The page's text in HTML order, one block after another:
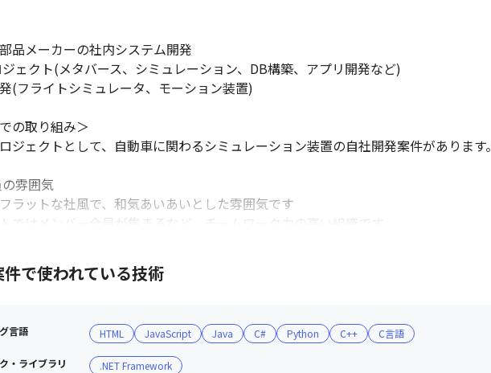
品メーカーの社内システム開発
ジェクト(メタバース、シミュレーション、DB構築、アプリ開発など)
(フライトシミュレータ、モーション装置)
の取り組み＞
ジェクトとして、自動車に関わるシミュレーション装置の自社開発案件があります。
雰囲気
ラットな社風で、和気あいあいとした雰囲気です
トではメンバー全員が集まるなど、チームワーク力の高い組織です
件で使われている技術
言語 HTML JavaScript Java C# Python C++ C言語
・ライブラリ .NET Framework